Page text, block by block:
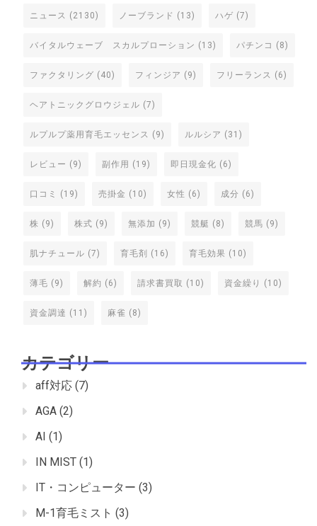
ニュース (2130) ノーブランド (13) ハゲ (7)
バイタルウェーブ スカルプローション (13) パチンコ (8)
ファクタリング (40) フィンジア (9) フリーランス (6)
ヘアトニックグロウジェル (7)
ルプルプ薬用育毛エッセンス (9) ルルシア (31)
レビュー (9) 副作用 (19) 即日現金化 (6)
口コミ (19) 売掛金 (10) 女性 (6) 成分 (6)
株 (9) 株式 (9) 無添加 (9) 競艇 (8) 競馬 (9)
肌ナチュール (7) 育毛剤 (16) 育毛効果 (10)
薄毛 (9) 解約 (6) 請求書買取 (10) 資金繰り (10)
資金調達 (11) 麻雀 (8)
カテゴリー
aff対応 (7)
AGA (2)
AI (1)
IN MIST (1)
IT・コンピューター (3)
M-1育毛ミスト (3)